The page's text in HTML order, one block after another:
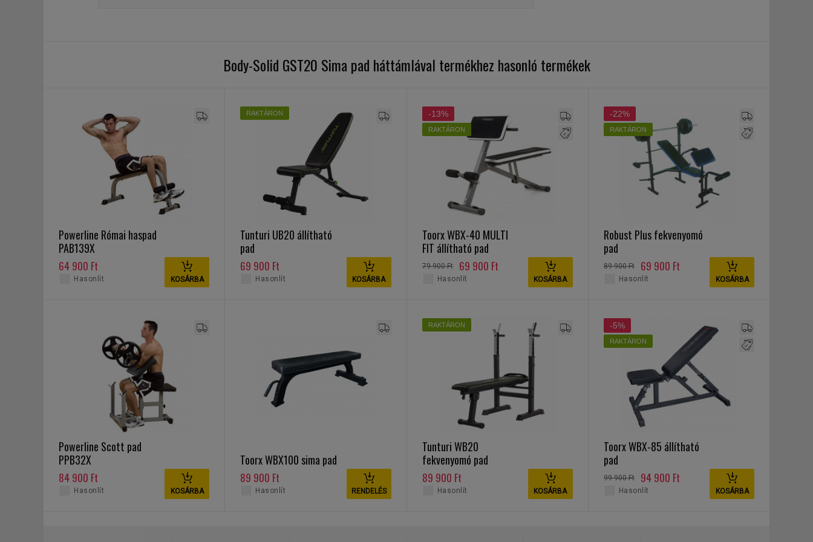
Body-Solid GST20 Sima pad háttámlával termékhez hasonló termékek
Powerline Római haspad
PAB139X
64 900 Ft
KOSÁRBA
Hasonlít
RAKTÁRON
Tunturi UB20 állítható
pad
69 900 Ft
KOSÁRBA
Hasonlít
-13%
RAKTÁRON
Toorx WBX-40 MULTI
FIT állítható pad
79 900 Ft 69 900 Ft
KOSÁRBA
Hasonlít
-22%
RAKTÁRON
Robust Plus fekvenyomó
pad
89 900 Ft 69 900 Ft
KOSÁRBA
Hasonlít
Powerline Scott pad
PPB32X
84 900 Ft
KOSÁRBA
Hasonlít
Toorx WBX100 sima pad
89 900 Ft
RENDELÉS
Hasonlít
RAKTÁRON
Tunturi WB20
fekvenyomó pad
89 900 Ft
KOSÁRBA
Hasonlít
-5%
RAKTÁRON
Toorx WBX-85 állítható
pad
99 900 Ft 94 900 Ft
KOSÁRBA
Hasonlít